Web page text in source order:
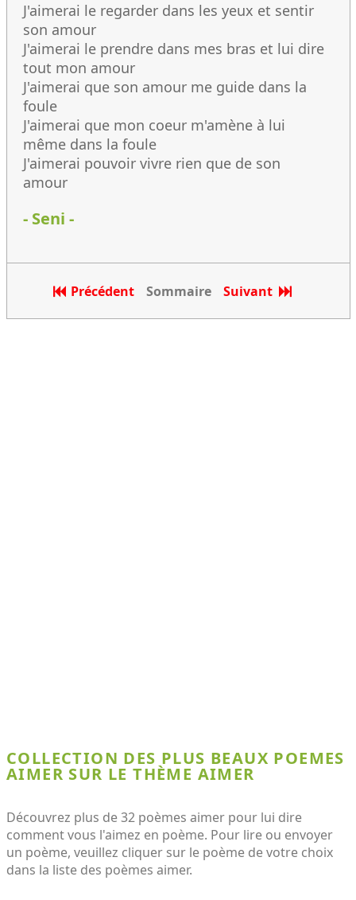
J'aimerai le regarder dans les yeux et sentir
son amour
J'aimerai le prendre dans mes bras et lui dire
tout mon amour
J'aimerai que son amour me guide dans la
foule
J'aimerai que mon coeur m'amène à lui
même dans la foule
J'aimerai pouvoir vivre rien que de son
amour
- Seni -
Précédent Sommaire Suivant
COLLECTION DES PLUS BEAUX POEMES
AIMER SUR LE THÈME AIMER
Découvrez plus de 32 poèmes aimer pour lui dire
comment vous l'aimez en poème. Pour lire ou envoyer
un poème, veuillez cliquer sur le poème de votre choix
dans la liste des poèmes aimer.